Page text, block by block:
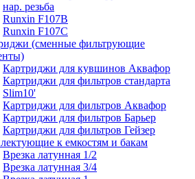
нар. резьба
Runxin F107B
Runxin F107C
(сменные фильтрующие
Картриджи для кувшинов Аквафор
Картриджи для фильтров cтандарта
Slim10'
Картриджи для фильтров Аквафор
Картриджи для фильтров Барьер
Картриджи для фильтров Гейзер
к емкостям и бакам
Врезка латунная 1/2
Врезка латунная 3/4